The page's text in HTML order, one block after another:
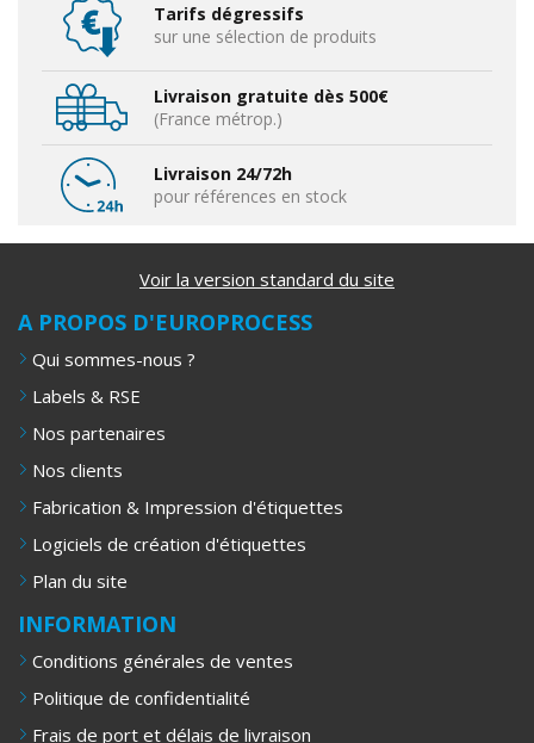
Tarifs dégressifs
sur une sélection de produits
Livraison gratuite dès 500€
(France métrop.)
Livraison 24/72h
pour références en stock
Voir la version standard du site
A PROPOS D'EUROPROCESS
Qui sommes-nous ?
Labels & RSE
Nos partenaires
Nos clients
Fabrication & Impression d'étiquettes
Logiciels de création d'étiquettes
Plan du site
INFORMATION
Conditions générales de ventes
Politique de confidentialité
Frais de port et délais de livraison